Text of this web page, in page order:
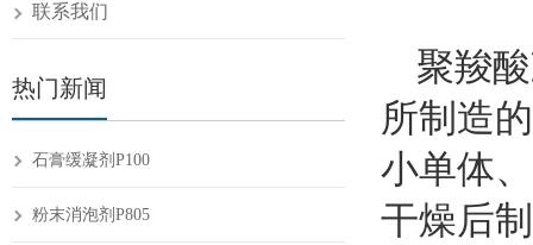
聚羧
所制造
小单体
干燥后
联系我们
热门新闻
石膏缓凝剂P100
粉末消泡剂P805